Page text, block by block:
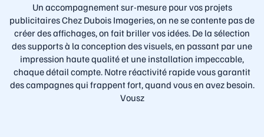
Un accompagnement sur-mesure pour vos projets
publicitaires Chez Dubois Imageries, on ne se contente pas de
créer des affichages, on fait briller vos idées. De la sélection
des supports à la conception des visuels, en passant par une
impression haute qualité et une installation impeccable,
chaque détail compte. Notre réactivité rapide vous garantit
des campagnes qui frappent fort, quand vous en avez besoin.
Vousz